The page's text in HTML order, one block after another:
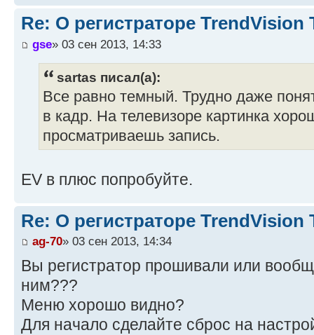
Re: О регистраторе TrendVision
gse» 03 сен 2013, 14:33
sartas писал(а):
Все равно темный. Трудно даже
в кадр. На телевизоре картинка
просматриваешь запись.
ЕV в плюс попробуйте.
Re: О регистраторе TrendVision
ag-70» 03 сен 2013, 14:34
Вы регистратор прошивали или
ним???
Меню хорошо видно?
Для начало сделайте сброс на